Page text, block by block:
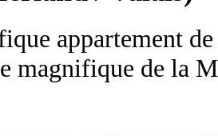
appartement
magnifique de la